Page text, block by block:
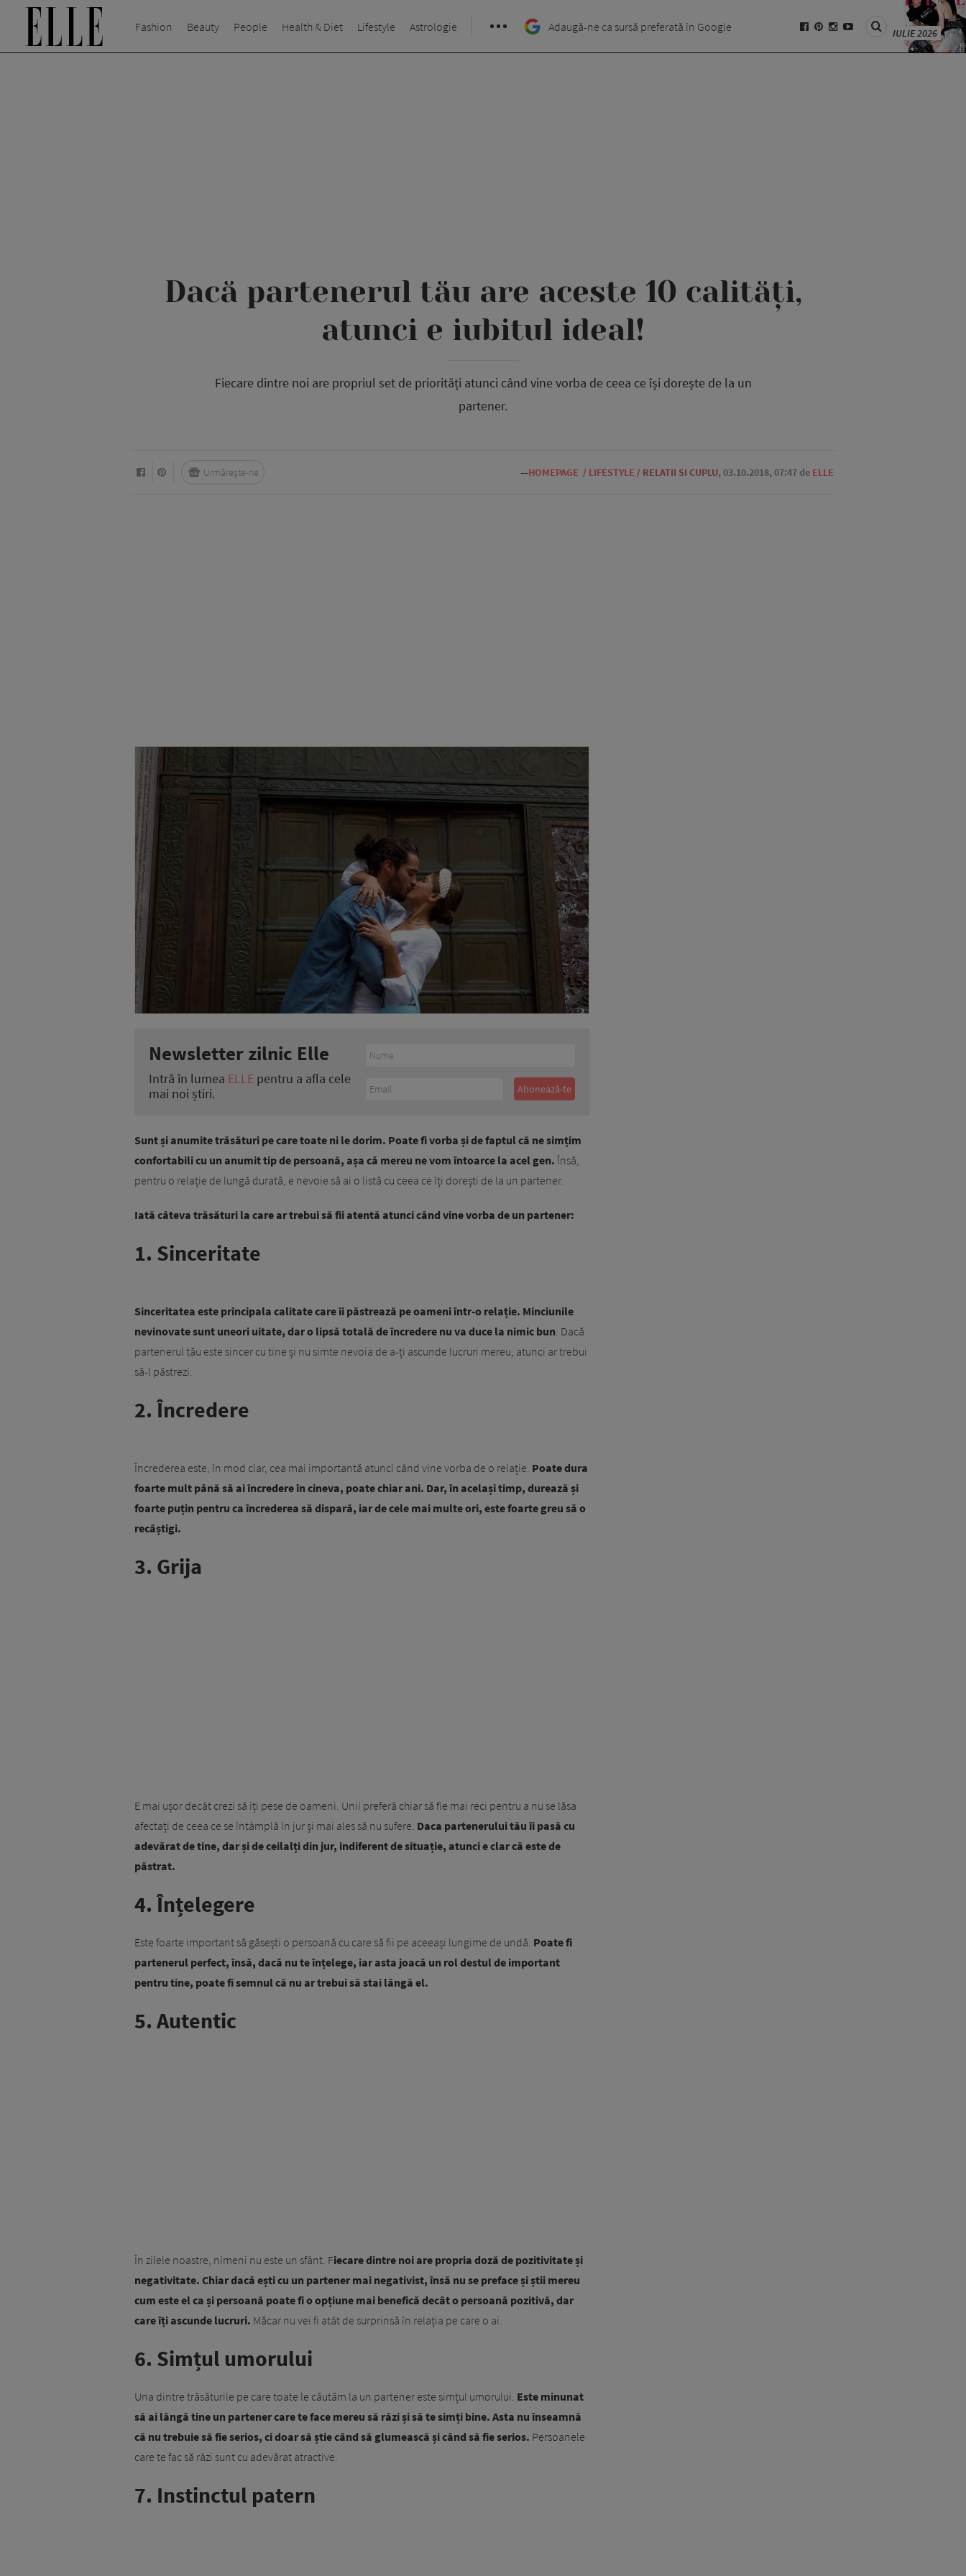
Fashion Beauty People Health & Diet Lifestyle Astrologie Adaugă-ne ca sursă preferată în Google IULIE 2026
Dacă partenerul tău are aceste 10 calități,
atunci e iubitul ideal!
Fiecare dintre noi are propriul set de priorități atunci când vine vorba de ceea ce își dorește de la un
partener.
—HOMEPAGE / LIFESTYLE / RELATII SI CUPLU,03.10.2018, 07:47 de ELLE
Urmărește-ne
Newsletter zilnic Elle
Intră în lumea ELLE pentru a afla cele
mai noi știri.
Sunt și anumite trăsături pe care toate ni le dorim. Poate fi vorba și de faptul că ne simțim
confortabili cu un anumit tip de persoană, așa că mereu ne vom întoarce la acel gen. Însă,
pentru o relație de lungă durată, e nevoie să ai o listă cu ceea ce îți dorești de la un partener.
Iată câteva trăsături la care ar trebui să fii atentă atunci când vine vorba de un partener:
1. Sinceritate
Sinceritatea este principala calitate care îi păstrează pe oameni într-o relație. Minciunile
nevinovate sunt uneori uitate, dar o lipsă totală de încredere nu va duce la nimic bun. Dacă
partenerul tău este sincer cu tine și nu simte nevoia de a-ți ascunde lucruri mereu, atunci ar trebui
să-l păstrezi.
2. Încredere
Încrederea este, în mod clar, cea mai importantă atunci când vine vorba de o relație. Poate dura
foarte mult până să ai încredere în cineva, poate chiar ani. Dar, în același timp, durează și
foarte puțin pentru ca încrederea să dispară, iar de cele mai multe ori, este foarte greu să o
recâștigi.
3. Grija
E mai ușor decât crezi să îți pese de oameni. Unii preferă chiar să fie mai reci pentru a nu se lăsa
afectați de ceea ce se întâmplă în jur și mai ales să nu sufere. Daca partenerului tău îi pasă cu
adevărat de tine, dar și de ceilalți din jur, indiferent de situație, atunci e clar că este de
păstrat.
4. Înțelegere
Este foarte important să găsești o persoană cu care să fii pe aceeași lungime de undă. Poate fi
partenerul perfect, însă, dacă nu te înțelege, iar asta joacă un rol destul de important
pentru tine, poate fi semnul că nu ar trebui să stai lângă el.
5. Autentic
În zilele noastre, nimeni nu este un sfânt. Fiecare dintre noi are propria doză de pozitivitate și
negativitate. Chiar dacă ești cu un partener mai negativist, însă nu se preface și știi mereu
cum este el ca și persoană poate fi o opțiune mai benefică decât o persoană pozitivă, dar
care îți ascunde lucruri. Măcar nu vei fi atât de surprinsă în relația pe care o ai.
6. Simțul umorului
Una dintre trăsăturile pe care toate le căutăm la un partener este simțul umorului. Este minunat
să ai lângă tine un partener care te face mereu să râzi și să te simți bine. Asta nu înseamnă
că nu trebuie să fie serios, ci doar să știe când să glumească și când să fie serios. Persoanele
care te fac să râzi sunt cu adevărat atractive.
7. Instinctul patern